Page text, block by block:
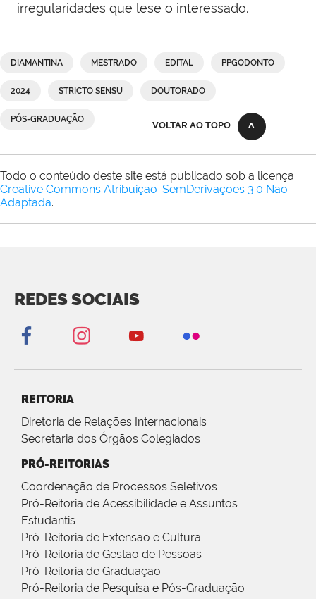
irregularidades que lese o interessado.
DIAMANTINA MESTRADO EDITAL PPGODONTO
2024 STRICTO SENSU DOUTORADO
PÓS-GRADUAÇÃO
VOLTAR AO TOPO
Todo o conteúdo deste site está publicado sob a licença
Creative Commons Atribuição-SemDerivações 3.0 Não
Adaptada.
REDES SOCIAIS
REITORIA
Diretoria de Relações Internacionais
Secretaria dos Órgãos Colegiados
PRÓ-REITORIAS
Coordenação de Processos Seletivos
Pró-Reitoria de Acessibilidade e Assuntos
Estudantis
Pró-Reitoria de Extensão e Cultura
Pró-Reitoria de Gestão de Pessoas
Pró-Reitoria de Graduação
Pró-Reitoria de Pesquisa e Pós-Graduação